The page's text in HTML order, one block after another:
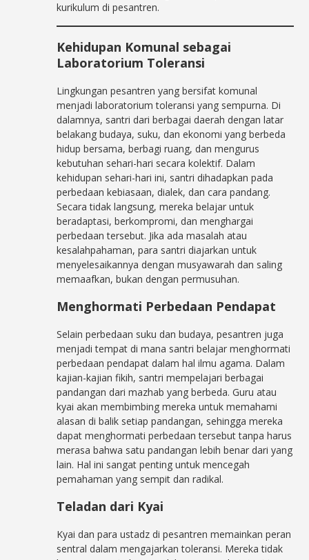
kurikulum di pesantren.
Kehidupan Komunal sebagai
Laboratorium Toleransi
Lingkungan pesantren yang bersifat komunal
menjadi laboratorium toleransi yang sempurna. Di
dalamnya, santri dari berbagai daerah dengan latar
belakang budaya, suku, dan ekonomi yang berbeda
hidup bersama, berbagi ruang, dan mengurus
kebutuhan sehari-hari secara kolektif. Dalam
kehidupan sehari-hari ini, santri dihadapkan pada
perbedaan kebiasaan, dialek, dan cara pandang.
Secara tidak langsung, mereka belajar untuk
beradaptasi, berkompromi, dan menghargai
perbedaan tersebut. Jika ada masalah atau
kesalahpahaman, para santri diajarkan untuk
menyelesaikannya dengan musyawarah dan saling
memaafkan, bukan dengan permusuhan.
Menghormati Perbedaan Pendapat
Selain perbedaan suku dan budaya, pesantren juga
menjadi tempat di mana santri belajar menghormati
perbedaan pendapat dalam hal ilmu agama. Dalam
kajian-kajian fikih, santri mempelajari berbagai
pandangan dari mazhab yang berbeda. Guru atau
kyai akan membimbing mereka untuk memahami
alasan di balik setiap pandangan, sehingga mereka
dapat menghormati perbedaan tersebut tanpa harus
merasa bahwa satu pandangan lebih benar dari yang
lain. Hal ini sangat penting untuk mencegah
pemahaman yang sempit dan radikal.
Teladan dari Kyai
Kyai dan para ustadz di pesantren memainkan peran
sentral dalam mengajarkan toleransi. Mereka tidak